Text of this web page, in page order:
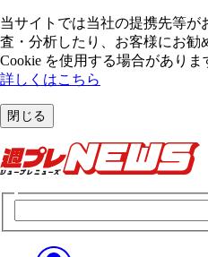
当サイトでは当社の提携先等が
査・分析したり、お客様にお勧
Cookie を使⽤する場合がありま
詳しくはこちら
閉じる